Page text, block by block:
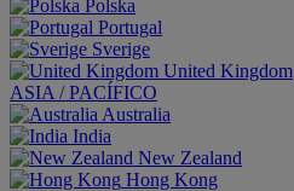
Polska
Portugal
Sverige
United Kingdom
ASIA / PACÍFICO
Australia
India
New Zealand
Hong Kong